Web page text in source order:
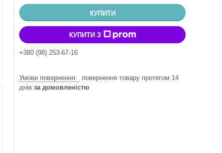
КУПИТИ
КУПИТИ З
+380 (98) 253-67-16
повернення товару протягом 14
днів за домовленістю